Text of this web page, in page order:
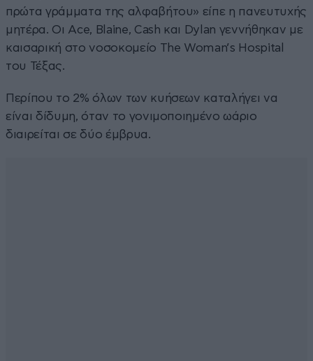
πρώτα γράμματα της αλφαβήτου» είπε η πανευτυχής
μητέρα. Οι Ace, Blaine, Cash και Dylan γεννήθηκαν με
καισαρική στο νοσοκομείο The Woman’s Hospital
του Τέξας.
Περίπου το 2% όλων των κυήσεων καταλήγει να
είναι δίδυμη, όταν το γονιμοποιημένο ωάριο
διαιρείται σε δύο έμβρυα.